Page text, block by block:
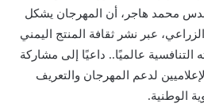
محمد هاجر، أن المهرجان يشكل
عبر نشر ثقافة المنتج اليمني
التنافسية عالميًا.. داعيًا إلى مشاركة
لدعم المهرجان والتعريف
الوطنية.